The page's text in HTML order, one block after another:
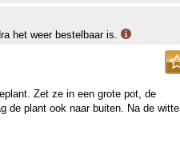
het weer bestelbaar is.
Zet ze in een grote pot, de
de plant ook naar buiten. Na de witte